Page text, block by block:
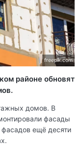
freepik.com
районе обновят
домов. В
фасады
ещё десяти